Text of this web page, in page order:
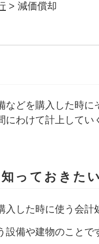
> 減価償却
などを購入した時
にわけて計上してい
っておきた
入した時に使う会計
設備や建物のことで